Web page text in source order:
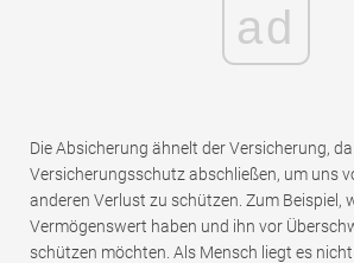
ad
Die Absicherung ähnelt der Versicherung,
Versicherungsschutz abschließen, um uns
anderen Verlust zu schützen. Zum Beispiel,
Vermögenswert haben und ihn vor
schützen möchten. Als Mensch liegt es